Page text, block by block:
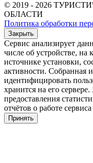
© 2019 - 2026
ОБЛАСТИ
Политика обработки
Закрыть
Сервис анализирует
числе об устройстве,
источнике установки,
активности. Собранная
идентифицировать
хранится на его
предоставления
отчётов о работе
Принять